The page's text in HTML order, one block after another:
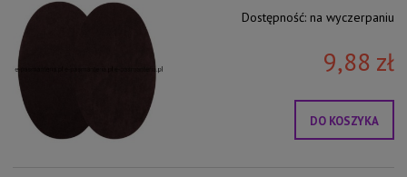
Dostępność: na wyczerpaniu
9,88 zł
DO KOSZYKA